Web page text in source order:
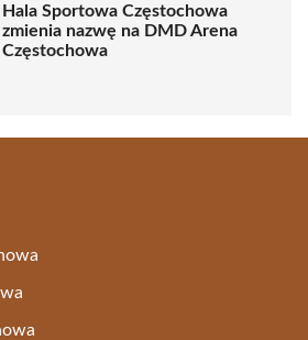
Hala Sportowa Częstochowa
zmienia nazwę na DMD Arena
Częstochowa